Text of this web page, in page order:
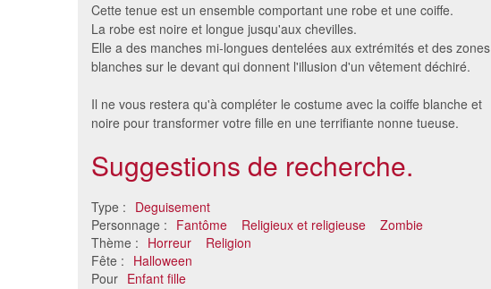
Cette tenue est un ensemble comportant une robe et une coiffe.
La robe est noire et longue jusqu'aux chevilles.
Elle a des manches mi-longues dentelées aux extrémités et des zones
blanches sur le devant qui donnent l'illusion d'un vêtement déchiré.
Il ne vous restera qu'à compléter le costume avec la coiffe blanche et
noire pour transformer votre fille en une terrifiante nonne tueuse.
Suggestions de recherche.
Type : Deguisement
Personnage : Fantôme Religieux et religieuse
Zombie
Thème : Horreur
Religion
Fête : Halloween
Pour Enfant fille
19 €
Draculaura